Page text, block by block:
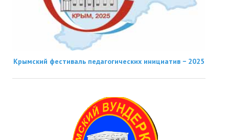
Крымский фестиваль педагогических инициатив − 2025